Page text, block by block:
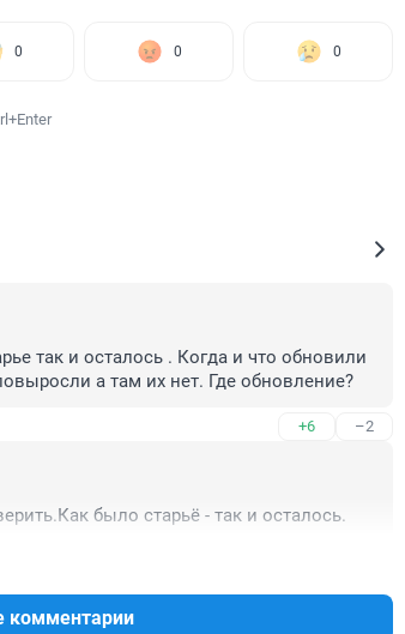
0 0 0
так и осталось . Когда и что обновили
а там их нет. Где обновление?
+6 –2
было старьё - так и осталось.
комментарии